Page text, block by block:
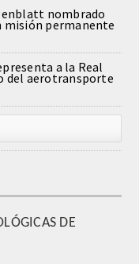
nombrado
misión permanente
a la Real
del aerotransporte
DE